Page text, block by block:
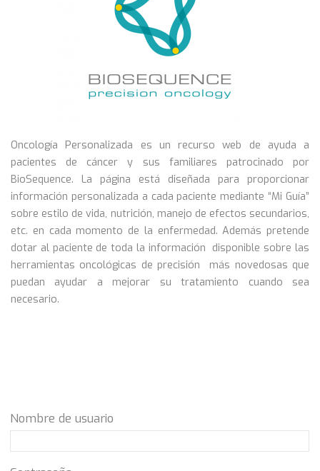
Oncología Personalizada es un recurso web de ayuda a
pacientes de cáncer y sus familiares patrocinado por
BioSequence. La página está diseñada para proporcionar
información personalizada a cada paciente mediante “Mi Guía”
sobre estilo de vida, nutrición, manejo de efectos secundarios,
etc. en cada momento de la enfermedad. Además pretende
dotar al paciente de toda la información disponible sobre las
herramientas oncológicas de precisión más novedosas que
puedan ayudar a mejorar su tratamiento cuando sea
necesario.
Nombre de usuario